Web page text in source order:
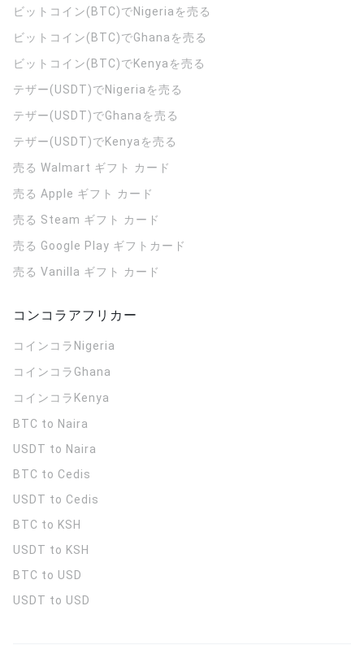
ビットコイン(BTC)でNigeriaを売る
ビットコイン(BTC)でGhanaを売る
ビットコイン(BTC)でKenyaを売る
テザー(USDT)でNigeriaを売る
テザー(USDT)でGhanaを売る
テザー(USDT)でKenyaを売る
売る Walmart ギフト カード
売る Apple ギフト カード
売る Steam ギフト カード
売る Google Play ギフトカード
売る Vanilla ギフト カード
コンコラアフリカー
コインコラ Nigeria
コインコラ Ghana
コインコラ Kenya
BTC to Naira
USDT to Naira
BTC to Cedis
USDT to Cedis
BTC to KSH
USDT to KSH
BTC to USD
USDT to USD